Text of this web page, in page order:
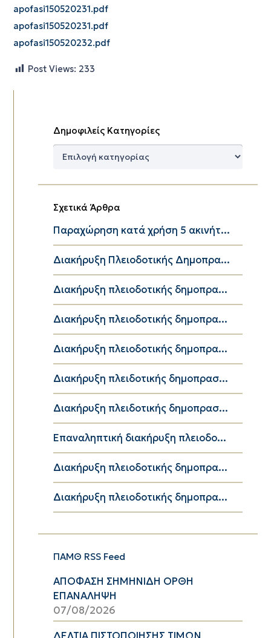
apofasi150520231.pdf
apofasi150520231.pdf
apofasi150520232.pdf
Post Views: 233
Δημοφιλείς Κατηγορίες
Δημοφιλείς
Σχετικά Άρθρα
Παραχώρηση κατά χρήση 5 ακινήτ...
Διακήρυξη Πλειοδοτικής Δημοπρα...
Διακήρυξη πλειοδοτικής δημοπρα...
Διακήρυξη πλειοδοτικής δημοπρα...
Διακήρυξη πλειοδοτικής δημοπρα...
Διακήρυξη πλειδοτικής δημοπρασ...
Διακήρυξη πλειδοτικής δημοπρασ...
Επαναληπτική διακήρυξη πλειοδο...
Διακήρυξη πλειοδοτικής δημοπρα...
Διακήρυξη πλειοδοτικής δημοπρα...
ΠΑΜΘ RSS Feed
ΑΠΟΦΑΣΗ ΣΗΜΗΝΙΔΗ ΟΡΘΗ
ΕΠΑΝΑΛΗΨΗ
07/08/2026